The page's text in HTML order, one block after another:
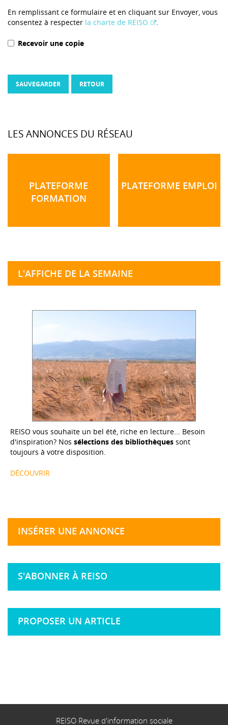
En remplissant ce formulaire et en cliquant sur Envoyer, vous
consentez à respecter la charte de REISO .
Recevoir une copie
SAUVEGARDER RETOUR
LES ANNONCES DU RÉSEAU
PLATEFORME
FORMATION
PLATEFORME EMPLOI
L'AFFICHE DE LA SEMAINE
REISO vous souhaite un bel été, riche en lecture... Besoin
d'inspiration? Nos sélections des bibliothèques sont
toujours à votre disposition.
DÉCOUVRIR
INSÉRER UNE ANNONCE
S'ABONNER À REISO
PROPOSER UN ARTICLE
REISO Revue d'information sociale